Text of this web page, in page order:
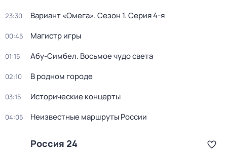
23:30 Вариант «Омега». Сезон 1. Серия 4-я
00:45 Магистр игры
01:15 Абу-Симбел. Восьмое чудо света
02:10 В родном городе
03:15 Исторические концерты
04:05 Неизвестные маршруты России
Россия 24